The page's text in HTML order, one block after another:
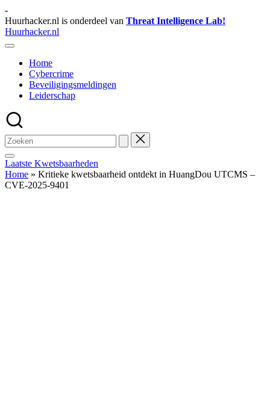
Ga
naar
de
inhoud
-
Huurhacker.nl is onderdeel van Threat Intelligence Lab!
Huurhacker.nl
Tips
WeetjesHome
Cybercrime
Beveiligingsmeldingen
Leiderschap
Laatste Kwetsbaarheden
Home » Kritieke kwetsbaarheid ontdekt in HuangDou UTCMS –
CVE-2025-9401